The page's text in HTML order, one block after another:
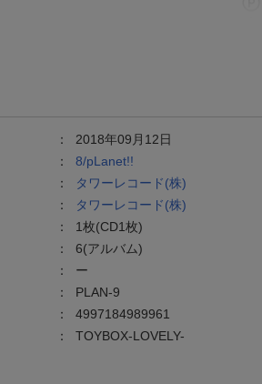
： 2018年09月12日
： 8/pLanet!!
：
タワーレコード(株)
：
タワーレコード(株)
： 1枚(CD1枚)
： 6(アルバム)
： ー
： PLAN-9
： 4997184989961
： TOYBOX-LOVELY-